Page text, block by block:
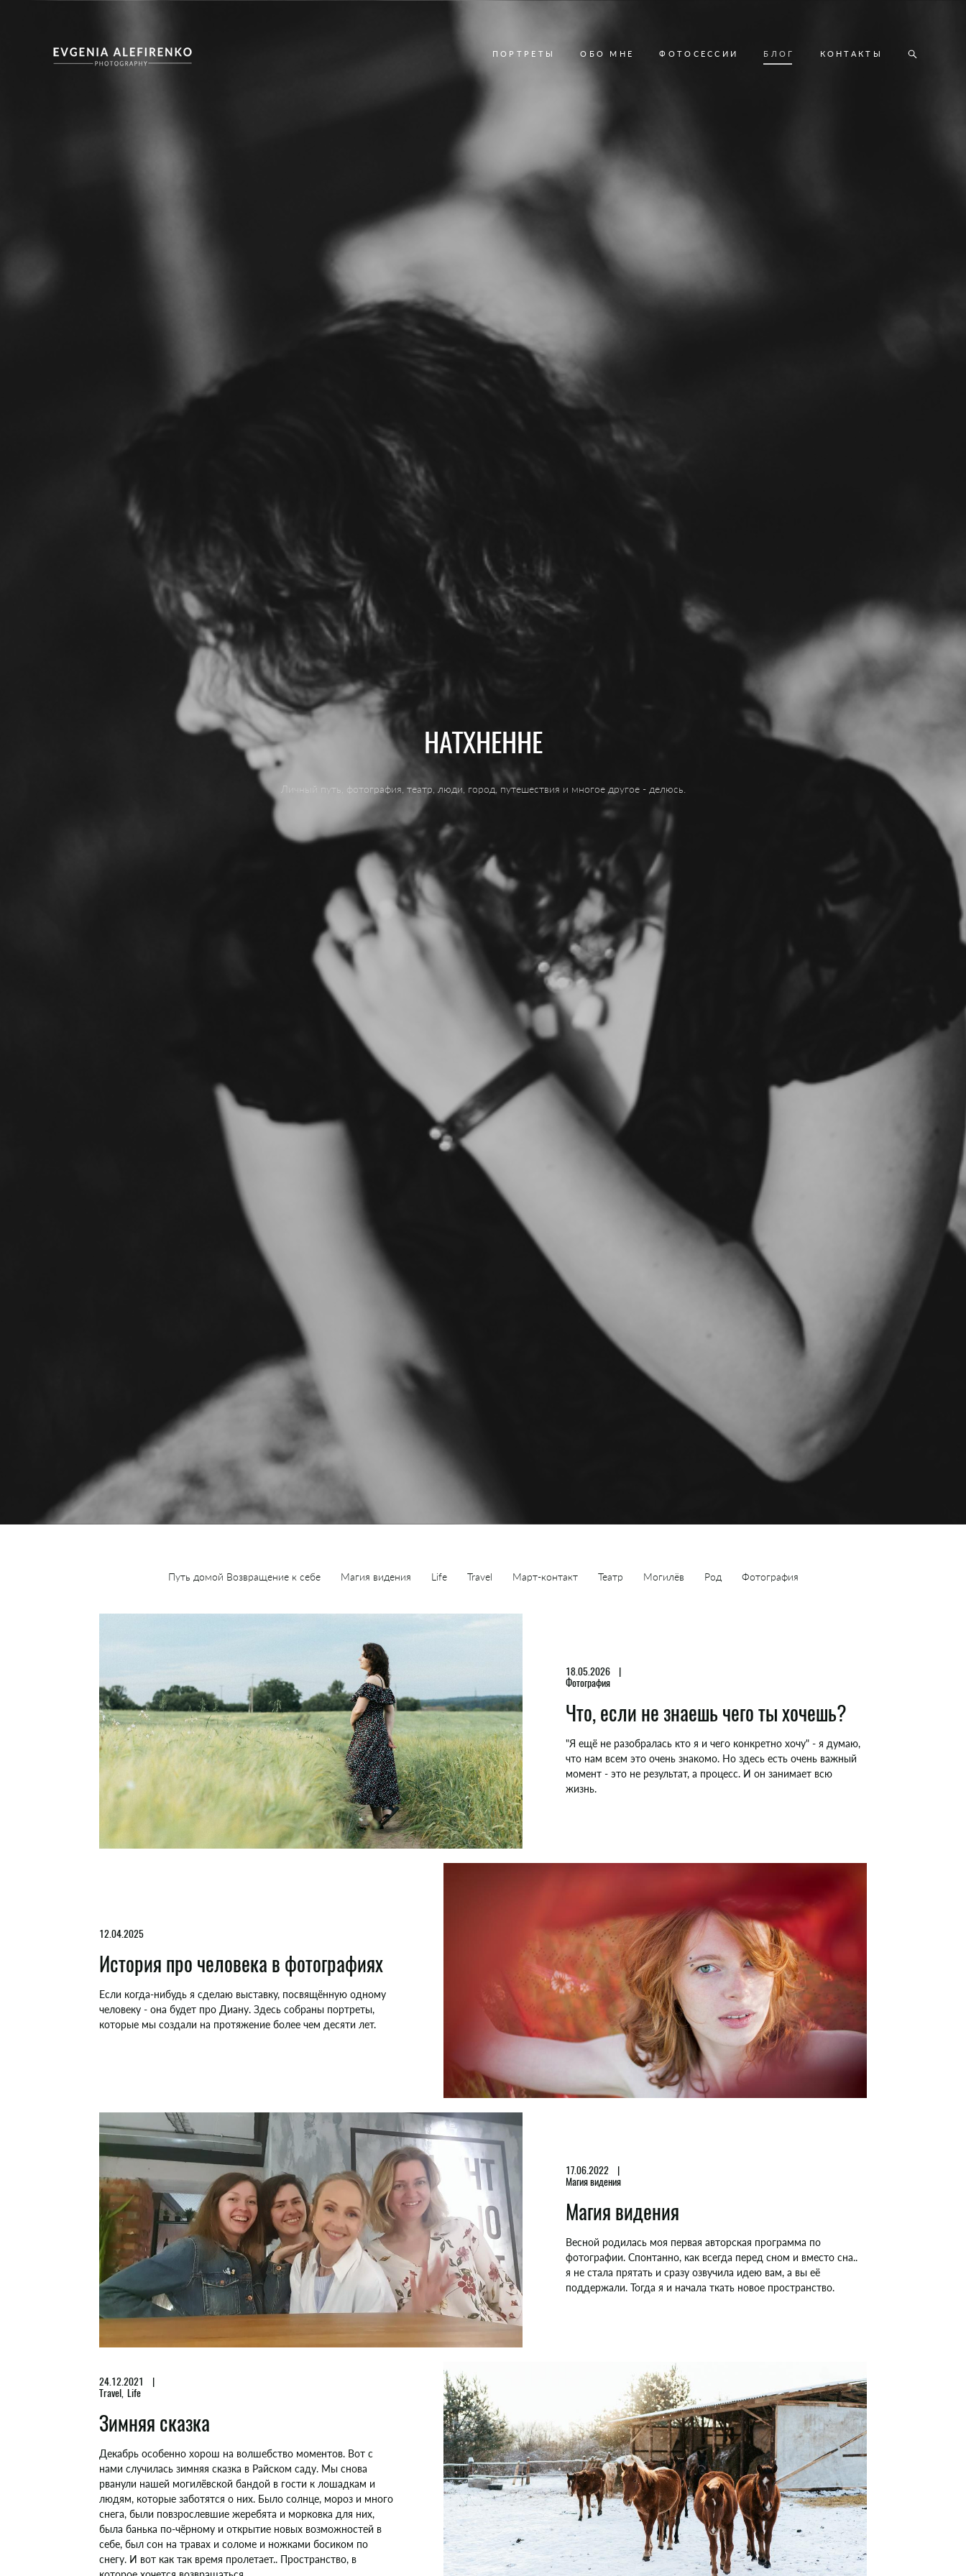
ПОРТРЕТЫ ОБО МНЕ ФОТОСЕССИИ БЛОГ КОНТАКТЫ
НАТХНЕННЕ
Личный путь, фотография, театр, люди, город, путешествия и многое другое - делюсь.
Путь домой Возвращение к себе Магия видения Life Travel Март-контакт Театр Могилёв Род Фотография
18.05.2026
Фотография
Что, если не знаешь чего ты хочешь?
"Я ещё не разобралась кто я и чего конкретно хочу" - я думаю,
что нам всем это очень знакомо. Но здесь есть очень важный
момент - это не результат, а процесс. И он занимает всю
жизнь.
12.04.2025
История про человека в фотографиях
Если когда-нибудь я сделаю выставку, посвящённую одному
человеку - она будет про Диану. Здесь собраны портреты,
которые мы создали на протяжение более чем десяти лет.
17.06.2022
Магия видения
Магия видения
Весной родилась моя первая авторская программа по
фотографии. Спонтанно, как всегда перед сном и вместо сна..
я не стала прятать и сразу озвучила идею вам, а вы её
поддержали. Тогда я и начала ткать новое пространство.
24.12.2021
Travel
Life
Зимняя сказка
Декабрь особенно хорош на волшебство моментов. Вот с
нами случилась зимняя сказка в Райском саду. Мы снова
рванули нашей могилёвской бандой в гости к лошадкам и
людям, которые заботятся о них. Было солнце, мороз и много
снега, были повзрослевшие жеребята и морковка для них,
была банька по-чёрному и открытие новых возможностей в
себе, был сон на травах и соломе и ножками босиком по
снегу. И вот как так время пролетает.. Пространство, в